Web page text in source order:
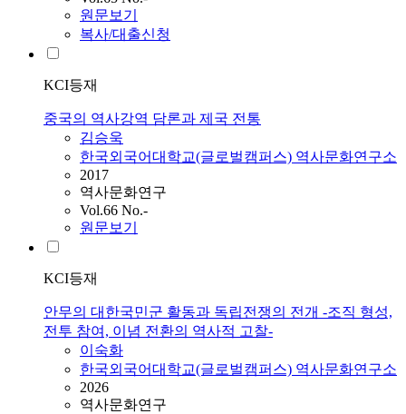
원문보기
복사/대출신청
KCI등재
중국의 역사강역 담론과 제국 전통
김승욱
한국외국어대학교(글로벌캠퍼스) 역사문화연구소
2017
역사문화연구
Vol.66 No.-
원문보기
KCI등재
안무의 대한국민군 활동과 독립전쟁의 전개 -조직 형성,
전투 참여, 이념 전환의 역사적 고찰-
이숙화
한국외국어대학교(글로벌캠퍼스) 역사문화연구소
2026
역사문화연구